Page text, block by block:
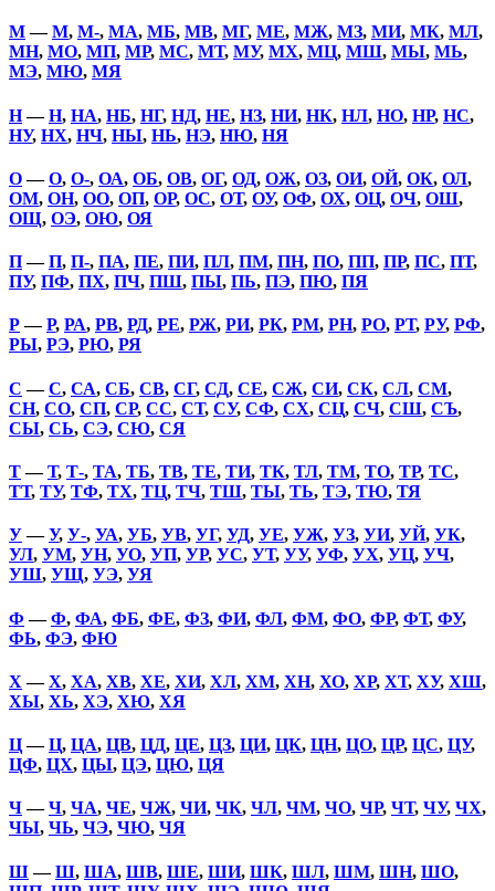
М—М, М-, МА, МБ, МВ, МГ, МЕ, МЖ, МЗ, МИ, МК, МЛ,
МН, МО, МП, МР, МС, МТ, МУ, МХ, МЦ, МШ, МЫ, МЬ,
МЭ, МЮ, МЯ
Н—Н, НА, НБ, НГ, НД, НЕ, НЗ, НИ, НК, НЛ, НО, НР, НС,
НУ, НХ, НЧ, НЫ, НЬ, НЭ, НЮ, НЯ
О—О, О-, ОА, ОБ, ОВ, ОГ, ОД, ОЖ, ОЗ, ОИ, ОЙ, ОК, ОЛ,
ОМ, ОН, ОО, ОП, ОР, ОС, ОТ, ОУ, ОФ, ОХ, ОЦ, ОЧ, ОШ,
ОЩ, ОЭ, ОЮ, ОЯ
П—П, П-, ПА, ПЕ, ПИ, ПЛ, ПМ, ПН, ПО, ПП, ПР, ПС, ПТ,
ПУ, ПФ, ПХ, ПЧ, ПШ, ПЫ, ПЬ, ПЭ, ПЮ, ПЯ
Р—Р, РА, РВ, РД, РЕ, РЖ, РИ, РК, РМ, РН, РО, РТ, РУ, РФ,
РЫ, РЭ, РЮ, РЯ
С —С, СА, СБ, СВ, СГ, СД, СЕ, СЖ, СИ, СК, СЛ, СМ,
СН, СО, СП, СР, СС, СТ, СУ, СФ, СХ, СЦ, СЧ, СШ, СЪ,
СЫ, СЬ, СЭ, СЮ, СЯ
Т—Т, Т-, ТА, ТБ, ТВ, ТЕ, ТИ, ТК, ТЛ, ТМ, ТО, ТР, ТС,
ТТ, ТУ, ТФ, ТХ, ТЦ, ТЧ, ТШ, ТЫ, ТЬ, ТЭ, ТЮ, ТЯ
У—У, У-, УА, УБ, УВ, УГ, УД, УЕ, УЖ, УЗ, УИ, УЙ, УК,
УЛ, УМ, УН, УО, УП, УР, УС, УТ, УУ, УФ, УХ, УЦ, УЧ,
УШ, УЩ, УЭ, УЯ
Ф —Ф, ФА, ФБ, ФЕ, ФЗ, ФИ, ФЛ, ФМ, ФО, ФР, ФТ, ФУ,
ФЬ, ФЭ, ФЮ
Х —Х, ХА, ХВ, ХЕ, ХИ, ХЛ, ХМ, ХН, ХО, ХР, ХТ, ХУ, ХШ,
ХЫ, ХЬ, ХЭ, ХЮ, ХЯ
Ц—Ц, ЦА, ЦВ, ЦД, ЦЕ, ЦЗ, ЦИ, ЦК, ЦН, ЦО, ЦР, ЦС, ЦУ,
ЦФ, ЦХ, ЦЫ, ЦЭ, ЦЮ, ЦЯ
Ч—Ч, ЧА, ЧЕ, ЧЖ, ЧИ, ЧК, ЧЛ, ЧМ, ЧО, ЧР, ЧТ, ЧУ, ЧХ,
ЧЫ, ЧЬ, ЧЭ, ЧЮ, ЧЯ
Ш—Ш, ША, ШВ, ШЕ, ШИ, ШК, ШЛ, ШМ, ШН, ШО,